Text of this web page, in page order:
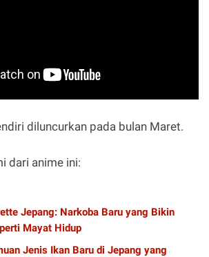
diluncurkan pada bulan Maret.
dari anime ini:
Jepang: Narkoba Baru yang Bikin
Mayat Hidup
Jenis Ikan Baru di Jepang yang